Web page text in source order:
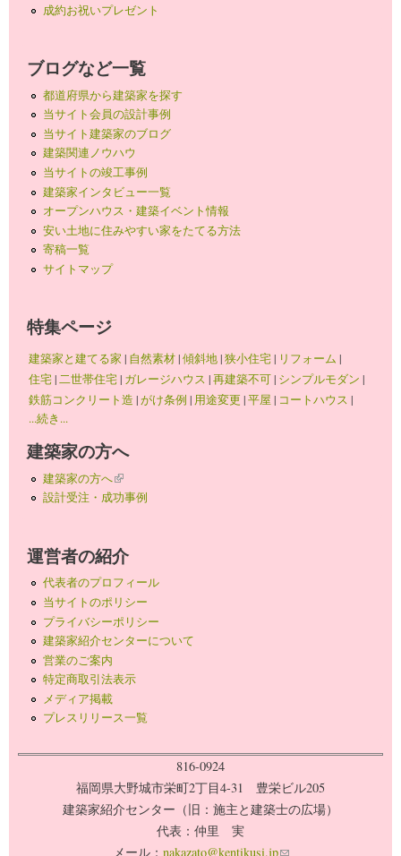
成約お祝いプレゼント
ブログなど一覧
都道府県から建築家を探す
当サイト会員の設計事例
当サイト建築家のブログ
建築関連ノウハウ
当サイトの竣工事例
建築家インタビュー一覧
オープンハウス・建築イベント情報
安い土地に住みやすい家をたてる方法
寄稿一覧
サイトマップ
特集ページ
建築家と建てる家 | 自然素材|傾斜地|狭小住宅| リフォーム |
住宅|二世帯住宅| ガレージハウス |再建築不可| シンプルモダン |
鉄筋コンクリート造 |がけ条例 | 用途変更 |平屋 | コートハウス |
...続き...
建築家の方へ
建築家の方へ(link is external)
設計受注・成功事例
運営者の紹介
代表者のプロフィール
当サイトのポリシー
プライバシーポリシー
建築家紹介センターについて
営業のご案内
特定商取引法表示
メディア掲載
プレスリリース一覧
816-0924
福岡県大野城市栄町2丁目4-31 豊栄ビル205
建築家紹介センター（旧：施主と建築士の広場）
代表：仲里 実
メール： nakazato@kentikusi.jp(link sends e-mail)